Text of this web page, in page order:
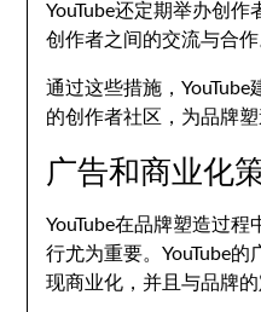
YouTube还定期举办创
创作者之间的交流与合作
通过这些措施，
的创作者社区，为品牌塑
广告和商业化
YouTube在品牌塑造过
行尤为重要。YouTube
现商业化，并且与品牌